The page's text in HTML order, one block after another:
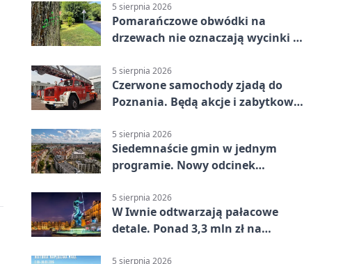
5 sierpnia 2026
Pomarańczowe obwódki na
drzewach nie oznaczają wycinki w
5 sierpnia 2026
Czerwone samochody zjadą do
Poznania. Będą akcje i zabytkowa
5 sierpnia 2026
Siedemnaście gmin w jednym
programie. Nowy odcinek
5 sierpnia 2026
W Iwnie odtwarzają pałacowe
detale. Ponad 3,3 mln zł na
5 sierpnia 2026